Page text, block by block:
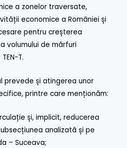
a zonelor traversate,
economice a României și
pentru creșterea
volumului de mărfuri
T.
prevede și atingerea unor
printre care menționăm:
și, implicit, reducerea
analizată și pe
– Suceava;